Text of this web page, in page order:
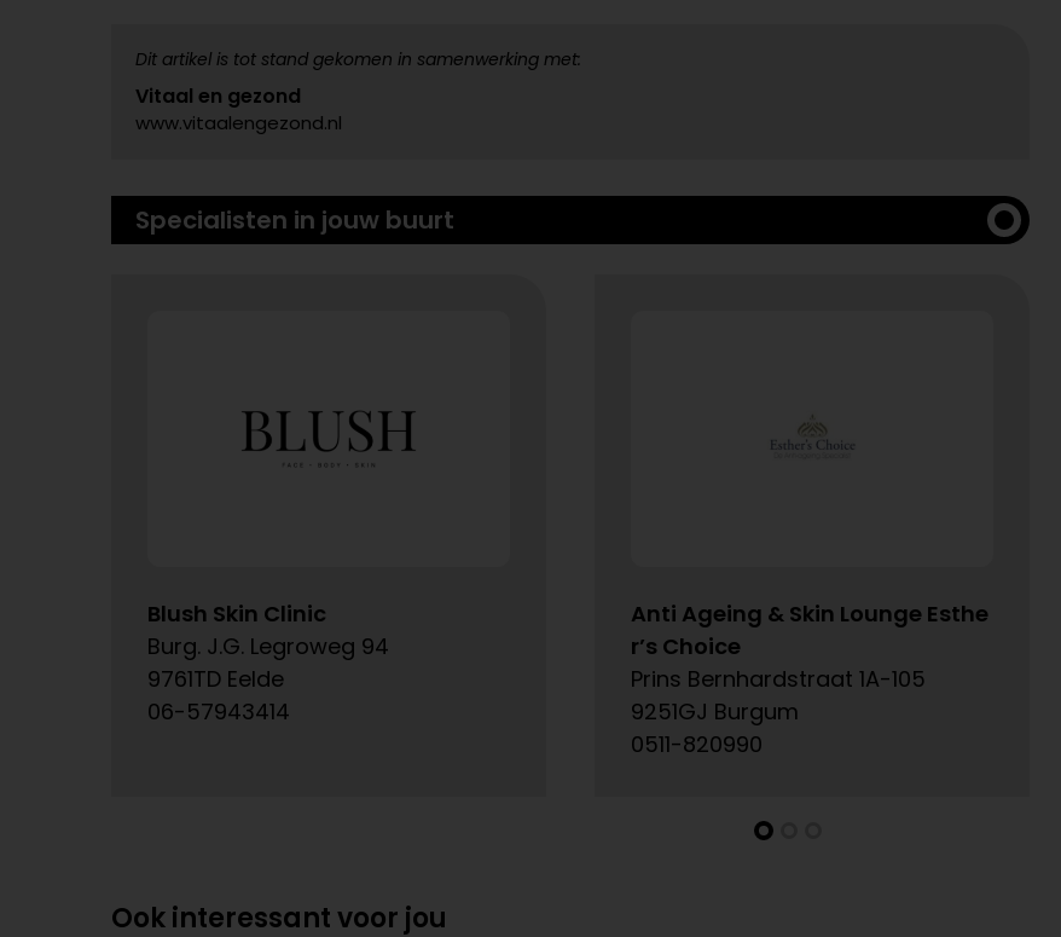
Dit artikel is tot stand gekomen in samenwerking met:
Vitaal en gezond
www.vitaalengezond.nl
Specialisten in jouw buurt
Blush Skin Clinic
Burg. J.G. Legroweg 94
9761TD Eelde
06-57943414
Anti Ageing & Skin Lounge Esthe
r’s Choice
Prins Bernhardstraat 1A-105
9251GJ Burgum
0511-820990
Ook interessant voor jou